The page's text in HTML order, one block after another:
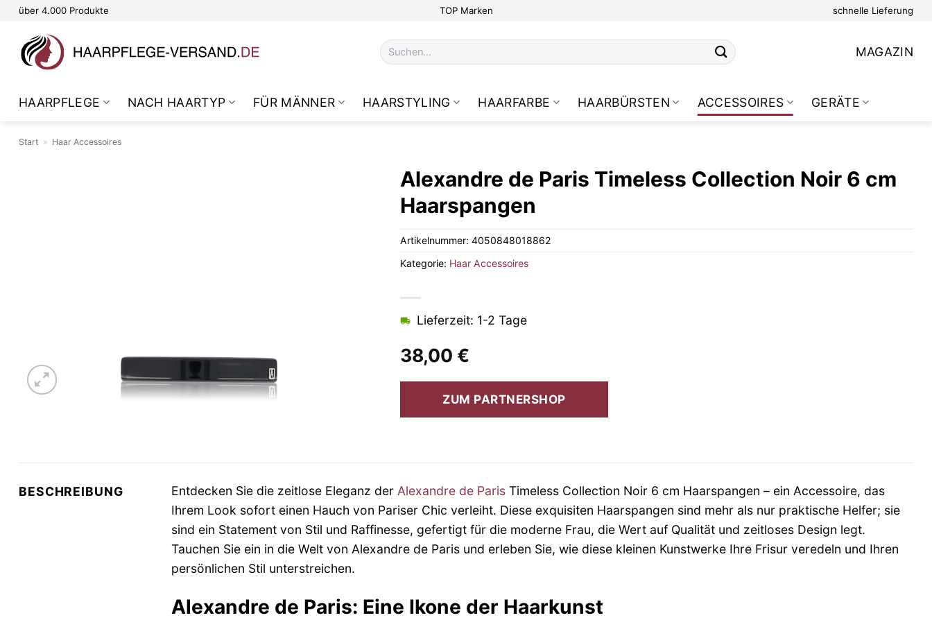
Zum
springen
über 4.000 Produkte TOP Marken schnelle Lieferung
Suchen
nach:
MAGAZIN
HAARPFLEGE NACH HAARTYP FÜR MÄNNER HAARSTYLING HAARFARBE HAARBÜRSTEN ACCESSOIRES GERÄTE
Start » Haar Accessoires
Alexandre de Paris Timeless Collection Noir 6 cm
Haarspangen
38,00 €
Lieferzeit: 1-2 Tage
ZUM PARTNERSHOP
Artikelnummer: 4050848018862
Kategorie: Haar Accessoires
BESCHREIBUNG Entdecken Sie die zeitlose Eleganz der Alexandre de Paris Timeless Collection Noir 6 cm Haarspangen – ein Accessoire, das
Ihrem Look sofort einen Hauch von Pariser Chic verleiht. Diese exquisiten Haarspangen sind mehr als nur praktische Helfer; sie
sind ein Statement von Stil und Raffinesse, gefertigt für die moderne Frau, die Wert auf Qualität und zeitloses Design legt.
Tauchen Sie ein in die Welt von Alexandre de Paris und erleben Sie, wie diese kleinen Kunstwerke Ihre Frisur veredeln und Ihren
persönlichen Stil unterstreichen.
Alexandre de Paris: Eine Ikone der Haarkunst